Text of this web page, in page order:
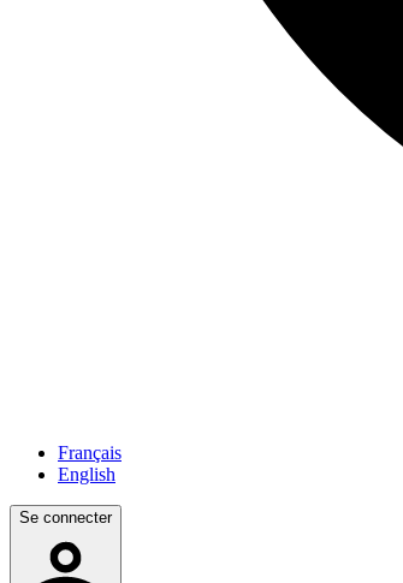
Français
English
Se connecter